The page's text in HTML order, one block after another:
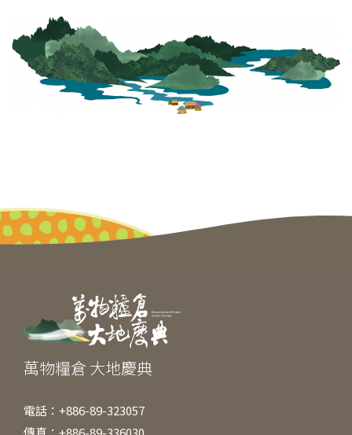
萬物糧倉 大地慶典
電話：+886-89-323057